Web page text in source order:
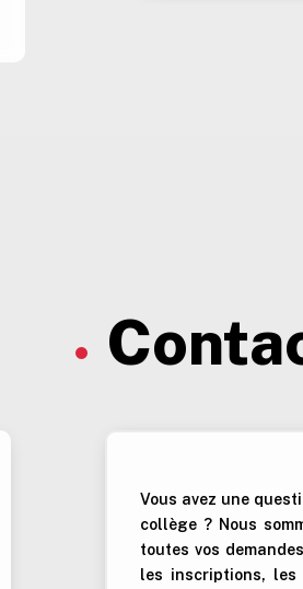
Vous avez une
collège ? Nous
toutes vos
les inscriptions,